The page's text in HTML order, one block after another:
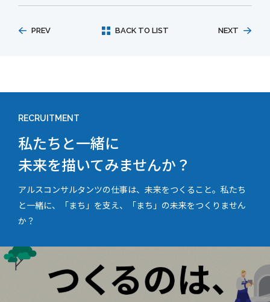
PREV BACK TO LIST NEXT
RECRUITMENT
私たちと一緒に
未来を描いてみませんか？
アルスコンサルタンツの仕事は、未来をつくること。私たち
と一緒に、「まち」を支え、「まち」の未来をつくりません
か？